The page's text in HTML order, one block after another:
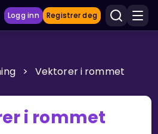
Logg inn Registrer deg
> Vektorer i rommet
i rommet